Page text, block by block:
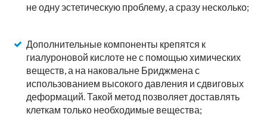
не одну эстетическую проблему, а сразу несколько;
Дополнительные компоненты крепятся к
гиалуроновой кислоте не с помощью химических
веществ, а на наковальне Бриджмена с
использованием высокого давления и сдвиговых
деформаций. Такой метод позволяет доставлять
клеткам только необходимые вещества;